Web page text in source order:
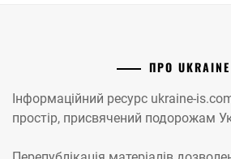
ПРО
Інформаційний ресурс ukraine-
простір, присвячений подорожам